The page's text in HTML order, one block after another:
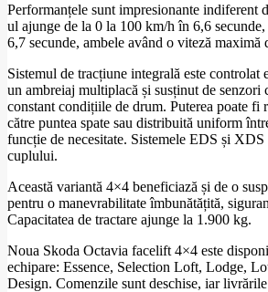
Performanțele sunt impresionante indiferent
ul ajunge de la 0 la 100 km/h în 6,6
6,7 secunde, ambele având o viteză maximă
Sistemul de tracțiune integrală este
un ambreiaj multiplacă și susținut de senzori
constant condițiile de drum. Puterea poate fi
către puntea spate sau distribuită uniform
funcție de necesitate. Sistemele EDS și
cuplului.
Această variantă 4×4 beneficiază și de o
pentru o manevrabilitate îmbunătățită,
Capacitatea de tractare ajunge la 1.900 kg.
Noua Skoda Octavia facelift 4×4 este
echipare: Essence, Selection Loft, Lodge,
Design. Comenzile sunt deschise, iar